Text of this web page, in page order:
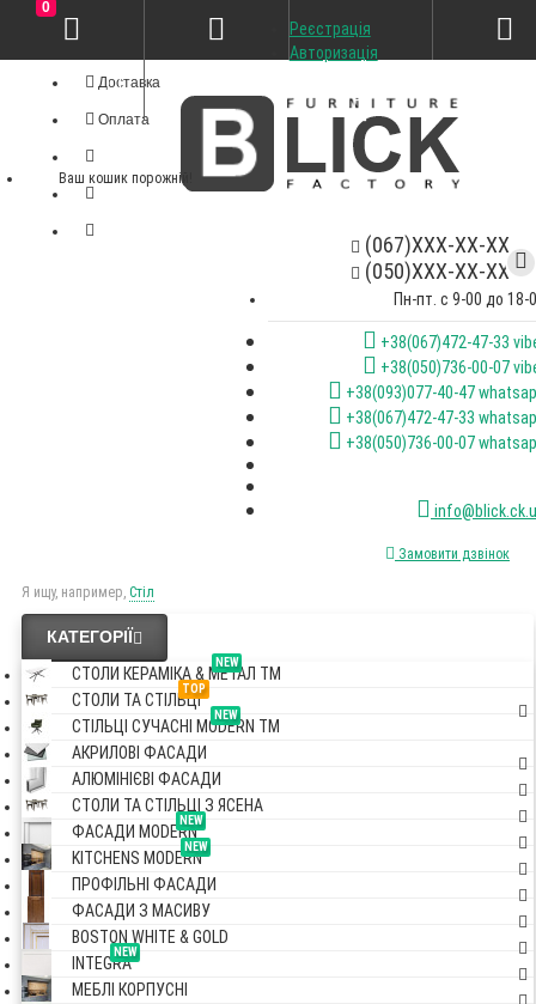
Доставка
Оплата
(067)XXX-XX-XX
(050)XXX-XX-XX
Пн-пт. с 9-00 до 18-
+38(067)472-47-33
+38(050)736-00-07
+38(093)077-40-47
+38(067)472-47-33
+38(050)736-00-07
Замовити дзвінок
Я ищу, например, Стіл
Реєстрація
Авторизація
0
Ваш кошик порожній!
КАТЕГОРІЇ
NEW
СТОЛИ КЕРАМІКА & МЕТАЛ TM
TOP
СТОЛИ ТА СТІЛЬЦІ
NEW
СТІЛЬЦІ СУЧАСНІ MODERN TM
АКРИЛОВІ ФАСАДИ
АЛЮМІНІЄВІ ФАСАДИ
СТОЛИ ТА СТІЛЬЦІ З ЯСЕНА
NEW
ФАСАДИ MODERN
NEW
KITCHENS MODERN
ПРОФІЛЬНІ ФАСАДИ
ФАСАДИ З МАСИВУ
BOSTON WHITE & GOLD
NEW
INTEGRA
МЕБЛІ КОРПУСНІ